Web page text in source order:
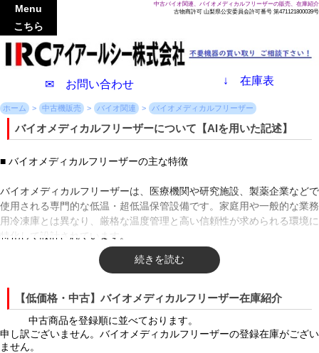
中古バイオ関連、バイオメディカルフリーザーの販売、在庫紹介
古物商許可 山梨県公安委員会許可番号 第471121800039号
✉ お問い合わせ ↓ 在庫表
Menu
こちら
ホーム 中古機販売 バイオ関連 バイオメディカルフリーザー
バイオメディカルフリーザーについて【AIを用いた記述】
■ バイオメディカルフリーザーの主な特徴
バイオメディカルフリーザーは、医療機関や研究施設、製薬企業などで
使用される専門的な低温・超低温保管設備です。家庭用や一般的な業務
用冷凍庫とは異なり、厳格な温度管理と高い信頼性が求められる環境に
特化して設計されています。
その最大の特長は、精密な温度制御能力と高い庫内温度の均一性にあり
昇に対しても迅速に復帰する設計がなされています。保管温度帯は、マ
イナス20度からマイナス30度程度のディープフリーザーから、マイナ
ス80度前後の超低温フリーザー（超低温槽）、さらにはマイナス150度
以下の超低温域まで、用途に応じて多岐にわたります。
【低価格・中古】バイオメディカルフリーザー在庫紹介
中古商品を登録順に並べております。
申し訳ございません。バイオメディカルフリーザーの登録在庫がござい
ません。